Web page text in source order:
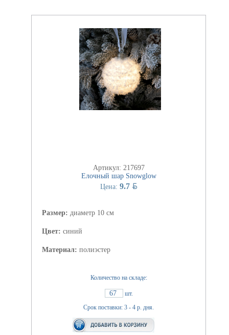
Артикул: 217697
Елочный шар Snowglow
Цена: 9.7 BYN
Размер: диаметр 10 см
Цвет: синий
Материал: полиэстер
Количество на складе:
67
шт.
Срок поставки: 3 - 4 р. дня.